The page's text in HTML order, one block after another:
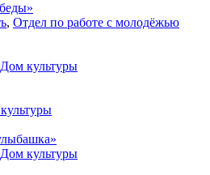
, Отдел по работе с молодёжью
культуры
культуры